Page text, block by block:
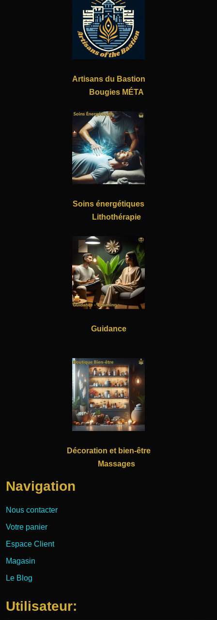
Artisans du Bastion
Bougies MÉTA
Soins énergétiques
Lithothérapie
Guidance
Décoration et bien-être
Massages
Navigation
Nous contacter
Votre panier
Espace Client
Magasin
Le Blog
Utilisateur: